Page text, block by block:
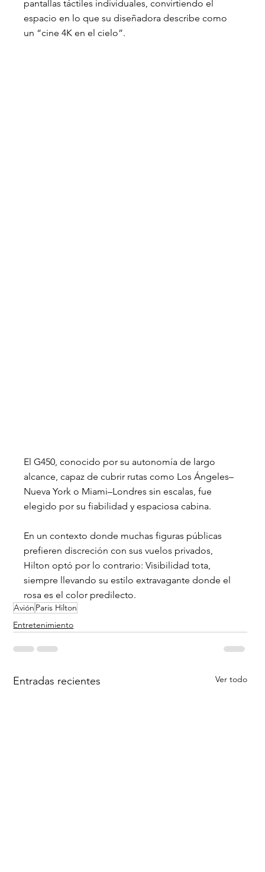
pantallas táctiles individuales, convirtiendo el
espacio en lo que su diseñadora describe como
un “cine 4K en el cielo”.
El G450, conocido por su autonomía de largo
alcance, capaz de cubrir rutas como Los Ángeles–
Nueva York o Miami–Londres sin escalas, fue
elegido por su fiabilidad y espaciosa cabina.
En un contexto donde muchas figuras públicas
prefieren discreción con sus vuelos privados,
Hilton optó por lo contrario: Visibilidad tota,
siempre llevando su estilo extravagante donde el
rosa es el color predilecto.
Avión Paris Hilton
Entretenimiento
Entradas recientes Ver todo